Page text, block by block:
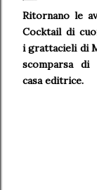
Ritornano le
Cocktail di
igrattacieli di
scomparsa
casaeditrice.